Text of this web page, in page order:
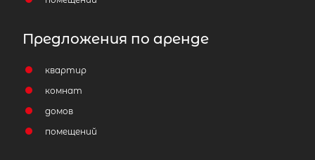
Предложения по аренде
квартир
комнат
домов
помещений